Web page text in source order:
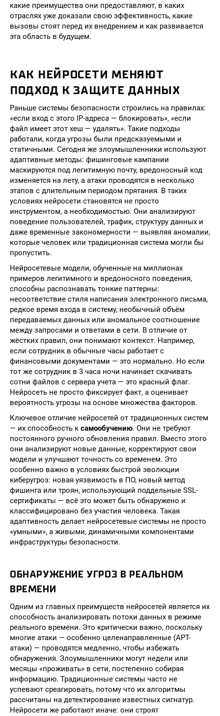
какие преимущества они предоставляют, в каких
отраслях уже доказали свою эффективность, какие
вызовы стоят перед их внедрением и как развивается
эта область в будущем.
КАК НЕЙРОСЕТИ МЕНЯЮТ
ПОДХОД К ЗАЩИТЕ ДАННЫХ
Раньше системы безопасности строились на правилах:
«если вход с этого IP-адреса — блокировать», «если
файл имеет этот хеш — удалять». Такие подходы
работали, когда угрозы были предсказуемыми и
статичными. Сегодня же злоумышленники используют
адаптивные методы: фишинговые кампании
маскируются под легитимную почту, вредоносный код
изменяется на лету, а атаки проводятся в несколько
этапов с длительным периодом прятания. В таких
условиях нейросети становятся не просто
инструментом, а необходимостью. Они анализируют
поведение пользователей, трафик, структуру данных и
даже временные закономерности — выявляя аномалии,
которые человек или традиционная система могли бы
пропустить.
Нейросетевые модели, обученные на миллионах
примеров легитимного и вредоносного поведения,
способны распознавать тонкие паттерны:
несоответствие стиля написания электронного письма,
редкое время входа в систему, необычный объём
передаваемых данных или аномальное соотношение
между запросами и ответами в сети. В отличие от
жёстких правил, они понимают контекст. Например,
если сотрудник в обычные часы работает с
финансовыми документами — это нормально. Но если
тот же сотрудник в 3 часа ночи начинает скачивать
сотни файлов с сервера учета — это красный флаг.
Нейросеть не просто фиксирует факт, а оценивает
вероятность угрозы на основе множества факторов.
Ключевое отличие нейросетей от традиционных систем
— их способность к самообучению. Они не требуют
постоянного ручного обновления правил. Вместо этого
они анализируют новые данные, корректируют свои
модели и улучшают точность со временем. Это
особенно важно в условиях быстрой эволюции
киберугроз: новая уязвимость в ПО, новый метод
фишинга или троян, использующий поддельные SSL-
сертификаты — всё это может быть обнаружено и
классифицировано без участия человека. Такая
адаптивность делает нейросетевые системы не просто
«умными», а живыми, динамичными компонентами
инфраструктуры безопасности.
ОБНАРУЖЕНИЕ УГРОЗ В РЕАЛЬНОМ
ВРЕМЕНИ
Одним из главных преимуществ нейросетей является их
способность анализировать потоки данных в режиме
реального времени. Это критически важно, поскольку
многие атаки — особенно целенаправленные (APT-
атаки) — проводятся медленно, чтобы избежать
обнаружения. Злоумышленники могут недели или
месяцы «проживать» в сети, постепенно собирая
информацию. Традиционные системы часто не
успевают среагировать, потому что их алгоритмы
рассчитаны на детектирование известных сигнатур.
Нейросети же работают иначе: они строят